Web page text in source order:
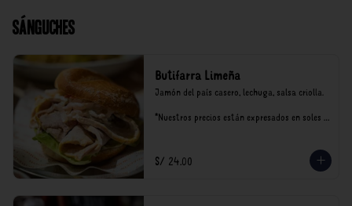
Sánguches
Butifarra Limeña
Jamón del país casero, lechuga, salsa criolla.
*Nuestros precios están expresados en soles e
S/ 24.00